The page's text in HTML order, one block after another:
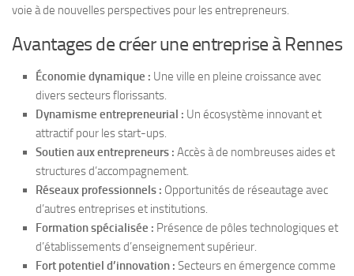
voie à de nouvelles perspectives pour les entrepreneurs.
Avantages de créer une entreprise à Rennes
Économie dynamique : Une ville en pleine croissance avec
divers secteurs florissants.
Dynamisme entrepreneurial : Un écosystème innovant et
attractif pour les start-ups.
Soutien aux entrepreneurs : Accès à de nombreuses aides et
structures d’accompagnement.
Réseaux professionnels : Opportunités de réseautage avec
d’autres entreprises et institutions.
Formation spécialisée : Présence de pôles technologiques et
d’établissements d’enseignement supérieur.
Fort potentiel d’innovation : Secteurs en émergence comme